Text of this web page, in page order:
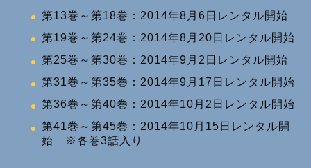
第13巻～第18巻：2014年8月6日レンタル開始
第19巻～第24巻：2014年8月20日レンタル開始
第25巻～第30巻：2014年9月2日レンタル開始
第31巻～第35巻：2014年9月17日レンタル開始
第36巻～第40巻：2014年10月2日レンタル開始
第41巻～第45巻：2014年10月15日レンタル開
始 ※各巻3話入り